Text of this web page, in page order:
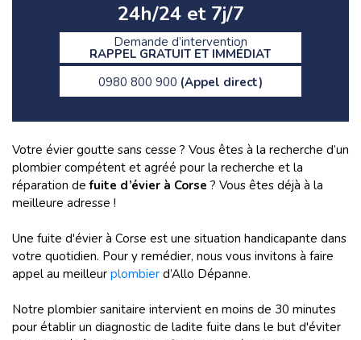
24h/24 et 7j/7
Demande d’intervention
RAPPEL GRATUIT ET IMMÉDIAT
0980 800 900 (Appel direct)
Votre évier goutte sans cesse ? Vous êtes à la recherche d’un
plombier compétent et agréé pour la recherche et la
réparation defuite d’évier à Corse ? Vous êtes déjà à la
meilleure adresse !
Une fuite d'évier à Corse est une situation handicapante dans
votre quotidien. Pour y remédier, nous vous invitons à faire
appel au meilleur plombier d’Allo Dépanne.
Notre plombier sanitaire intervient en moins de 30 minutes
pour établir un diagnostic de ladite fuite dans le but d'éviter